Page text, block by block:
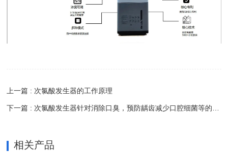
上一篇 : 次氯酸发生器的工作原理
相关产品